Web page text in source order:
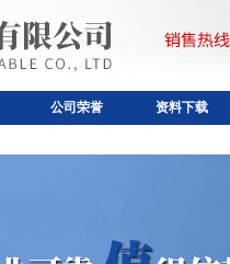
公司荣誉 资料下载